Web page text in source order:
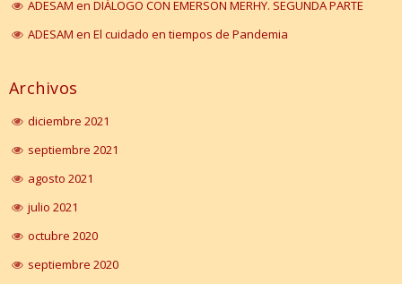
ADESAM en DIÁLOGO CON EMERSON MERHY. SEGUNDA PARTE
ADESAM en El cuidado en tiempos de Pandemia
Archivos
diciembre 2021
septiembre 2021
agosto 2021
julio 2021
octubre 2020
septiembre 2020